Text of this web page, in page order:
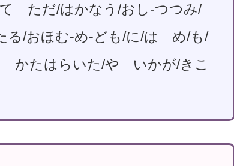
ただ/はかなう/おし-つつみ/
る/おほむ-め-ども/に/は め/も/
かたはらいた/や いかが/きこ